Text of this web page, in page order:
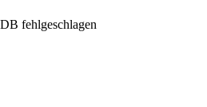
fehlgeschlagen